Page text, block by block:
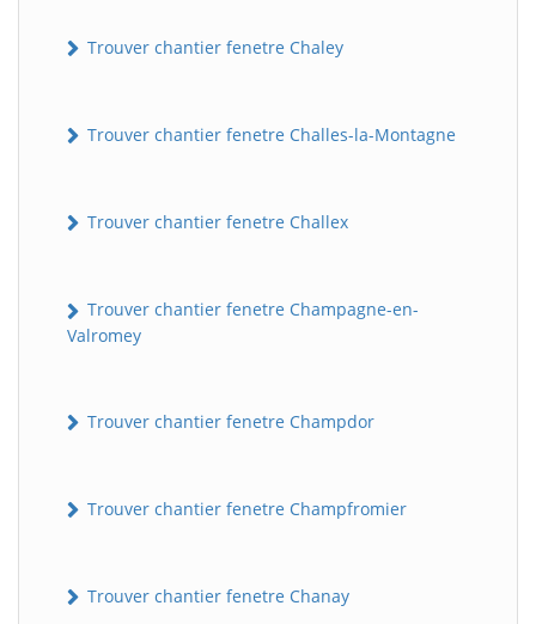
Trouver chantier fenetre Chaley
Trouver chantier fenetre Challes-la-Montagne
Trouver chantier fenetre Challex
Trouver chantier fenetre Champagne-en-
Valromey
Trouver chantier fenetre Champdor
Trouver chantier fenetre Champfromier
Trouver chantier fenetre Chanay